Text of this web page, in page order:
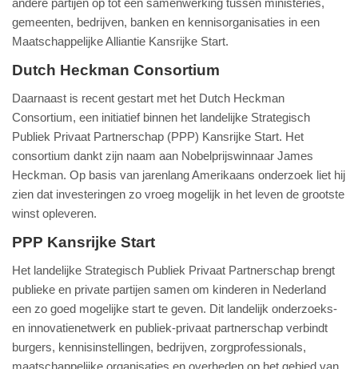
andere partijen op tot een samenwerking tussen ministeries,
gemeenten, bedrijven, banken en kennisorganisaties in een
Maatschappelijke Alliantie Kansrijke Start.
Dutch Heckman Consortium
Daarnaast is recent gestart met het Dutch Heckman
Consortium, een initiatief binnen het landelijke Strategisch
Publiek Privaat Partnerschap (PPP) Kansrijke Start. Het
consortium dankt zijn naam aan Nobelprijswinnaar James
Heckman. Op basis van jarenlang Amerikaans onderzoek liet hij
zien dat investeringen zo vroeg mogelijk in het leven de grootste
winst opleveren.
PPP Kansrijke Start
Het landelijke Strategisch Publiek Privaat Partnerschap brengt
publieke en private partijen samen om kinderen in Nederland
een zo goed mogelijke start te geven. Dit landelijk onderzoeks-
en innovatienetwerk en publiek‑privaat partnerschap verbindt
burgers, kennisinstellingen, bedrijven, zorgprofessionals,
maatschappelijke organisaties en overheden op het gebied van